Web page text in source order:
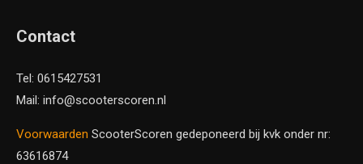
Contact
Tel: 0615427531
Mail: info@scooterscoren.nl
Voorwaarden ScooterScoren gedeponeerd bij kvk onder nr:
63616874